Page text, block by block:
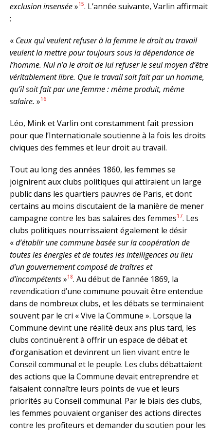
exclusion insensée»15. L’année suivante, Varlin affirmait
:
« Ceux qui veulent refuser à la femme le droit au travail
veulent la mettre pour toujours sous la dépendance de
l’homme. Nul n’a le droit de lui refuser le seul moyen d’être
véritablement libre. Que le travail soit fait par un homme,
qu’il soit fait par une femme : même produit, même
salaire. »16
Léo, Mink et Varlin ont constamment fait pression
pour que l’Internationale soutienne à la fois les droits
civiques des femmes et leur droit au travail.
Tout au long des années 1860, les femmes se
joignirent aux clubs politiques qui attiraient un large
public dans les quartiers pauvres de Paris, et dont
certains au moins discutaient de la manière de mener
campagne contre les bas salaires des femmes17. Les
clubs politiques nourrissaient également le désir
«d’établir une commune basée sur la coopération de
toutes les énergies et de toutes les intelligences au lieu
d’un gouvernement composé de traîtres et
d’incompétents»18. Au début de l’année 1869, la
revendication d’une commune pouvait être entendue
dans de nombreux clubs, et les débats se terminaient
souvent par le cri « Vive la Commune ». Lorsque la
Commune devint une réalité deux ans plus tard, les
clubs continuèrent à offrir un espace de débat et
d’organisation et devinrent un lien vivant entre le
Conseil communal et le peuple. Les clubs débattaient
des actions que la Commune devait entreprendre et
faisaient connaître leurs points de vue et leurs
priorités au Conseil communal. Par le biais des clubs,
les femmes pouvaient organiser des actions directes
contre les profiteurs et demander du soutien pour les